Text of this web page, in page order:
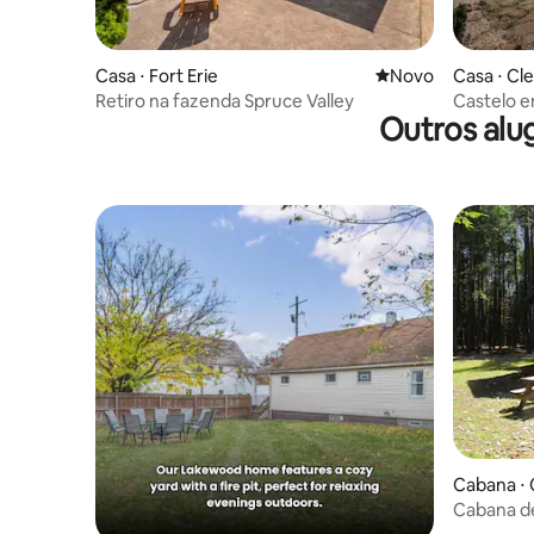
Casa ⋅ Fort Erie Novo lugar para
Novo
Retiro na fazenda Spruce Valley
Casa ⋅
Castelo
à sua
Outros
Cabana
Cabana